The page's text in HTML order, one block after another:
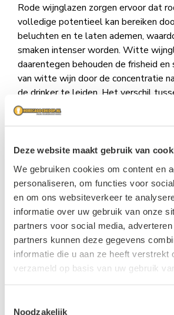
Deze website maakt gebruik van
We gebruiken cookies om content en
personaliseren, om functies voor
en om ons websiteverkeer te
informatie over uw gebruik van onze
partners voor social media,
partners kunnen deze gegevens
informatie die u aan ze heeft verstrekt
verzameld op basis van uw gebruik
Noodzakelijk
Rode wijnglazen zorgen ervoor dat
volledige potentieel kan bereiken
beluchten en te laten ademen,
smaken intenser worden. Witte
daarentegen behouden de frisheid
van witte wijn door de concentratie
de drinker te leiden. Het verschil
wijnglazen mag dan subtiel lijken,
aanzienlijke impact op de manier
optimaal te presenteren, terwijl witte
afgestemd op witte wijn. Door het
kiezen voor de wijn die u serveert,
geur en algehele ervaring
Witte wijn en rode
Horecagoedkoop
witte en rode wijn, maar ook een